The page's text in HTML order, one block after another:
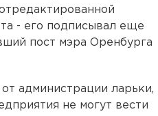
- его подписывал еще
пост мэра Оренбурга
администрации ларьки,
не могут вести